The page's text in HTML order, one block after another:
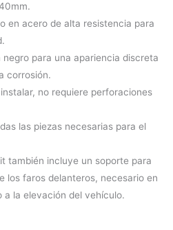
en acero de alta resistencia para
negro para una apariencia discreta
corrosión.
no requiere perforaciones
las piezas necesarias para el
también incluye un soporte para
los faros delanteros, necesario en
a la elevación del vehículo.